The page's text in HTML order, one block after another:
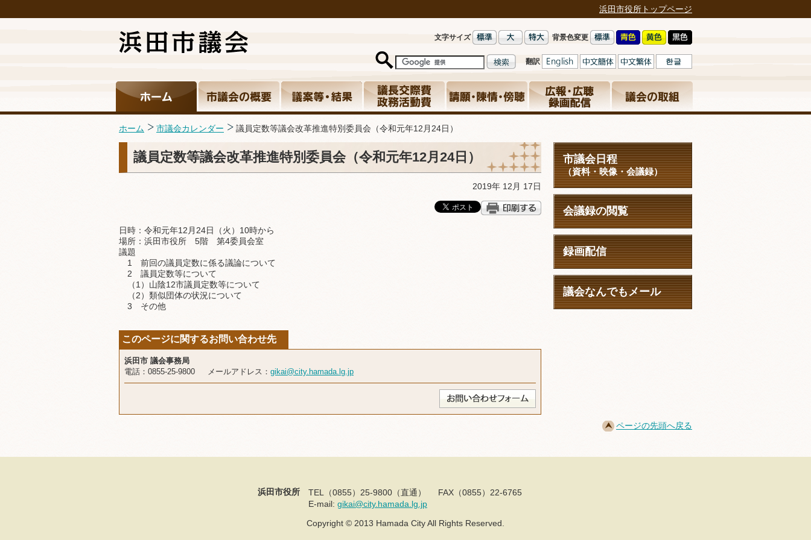
浜田市役所トップページ
文字サイズ 背景色変更
翻訳
ホーム 市議会カレンダー 議員定数等議会改革推進特別委員会（令和元年12月24日）
議員定数等議会改革推進特別委員会（令和元年12月24日）
2019年 12月 17日
日時：令和元年12月24日（火）10時から
場所：浜田市役所 5階 第4委員会室
議題
1
前回の議員定数に係る議論について
2 議員定数等について
（1）山陰12市議員定数等について
（2）類似団体の状況について
3 その他
このページに関するお問い合わせ先
浜田市 議会事務局
電話：0855-25-9800 メールアドレス： gikai@city.hamada.lg.jp
市議会日程
（資料・映像・会議録）
会議録の閲覧
録画配信
議会なんでもメール
ページの先頭へ戻る
浜田市役所 TEL（0855）25-9800（直通）
FAX（0855）22-6765
E-mail: gikai@city.hamada.lg.jp
Copyright © 2013 Hamada City All Rights Reserved.